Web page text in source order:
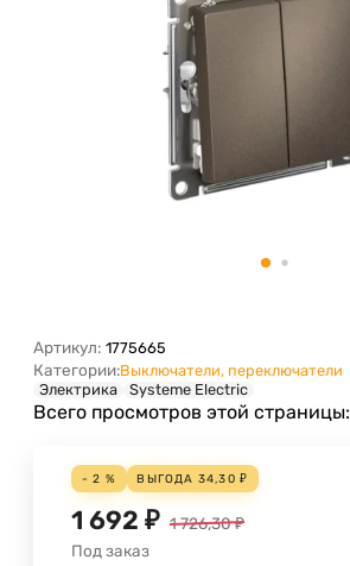
Артикул: 1775665
Категории:Выключатели, переключатели
Электрика
Systeme Electric
Всего просмотров этой страницы:
- 2 % ВЫГОДА 34,30 ₽
1 692 ₽ 1 726,30₽
Под заказ